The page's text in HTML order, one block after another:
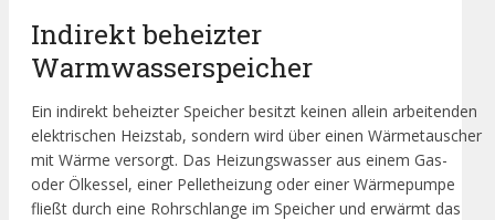
Indirekt beheizter
Warmwasserspeicher
Ein indirekt beheizter Speicher besitzt keinen allein arbeitenden
elektrischen Heizstab, sondern wird über einen Wärmetauscher
mit Wärme versorgt. Das Heizungswasser aus einem Gas-
oder Ölkessel, einer Pelletheizung oder einer Wärmepumpe
fließt durch eine Rohrschlange im Speicher und erwärmt das